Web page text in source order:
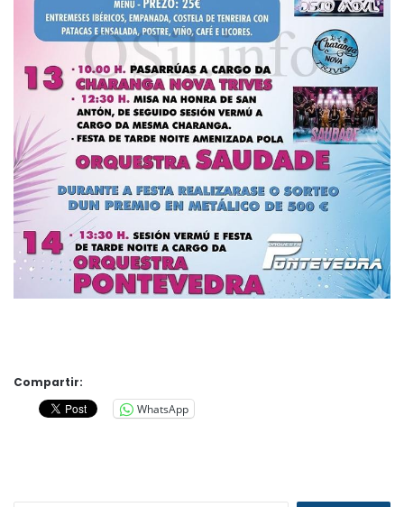
Compartir:
WhatsApp